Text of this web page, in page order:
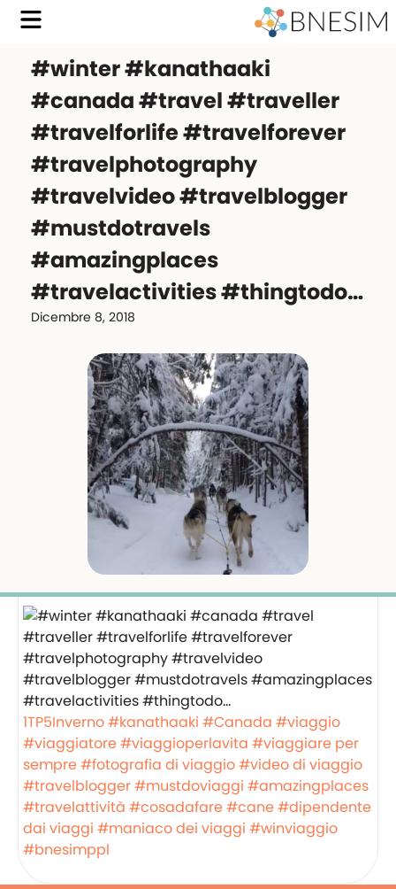
#winter #kanathaaki
#canada #travel #traveller
#travelforlife #travelforever
#travelphotography
#travelvideo #travelblogger
#mustdotravels
#amazingplaces
#travelactivities #thingtodo…
Dicembre 8, 2018
1TP5Inverno#kanathaaki #Canada #viaggio
#viaggiatore#viaggioperlavita #viaggiare per
sempre#fotografia di viaggio#video di viaggio
#travelblogger#mustdoviaggi #amazingplaces
#travelattività #cosadafare#cane#dipendente
dai viaggi #maniaco dei viaggi #winviaggio
#bnesimppl